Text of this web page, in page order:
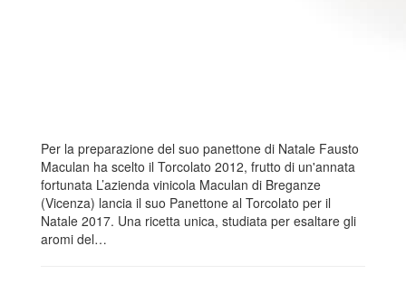
Per la preparazione del suo panettone di Natale Fausto
Maculan ha scelto il Torcolato 2012, frutto di un'annata
fortunata L’azienda vinicola Maculan di Breganze
(Vicenza) lancia il suo Panettone al Torcolato per il
Natale 2017. Una ricetta unica, studiata per esaltare gli
aromi del…